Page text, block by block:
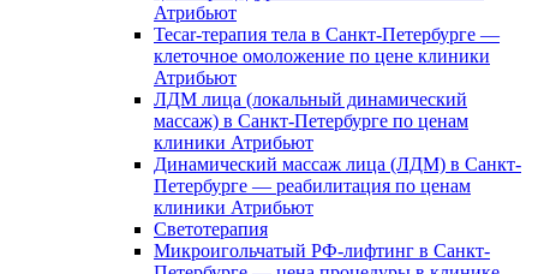
Атрибьют
Tecar-терапия тела в Санкт-Петербурге —
клеточное омоложение по цене клиники
Атрибьют
ЛДМ лица (локальный динамический
массаж) в Санкт-Петербурге по ценам
клиники Атрибьют
Динамический массаж лица (ЛДМ) в Санкт-
Петербурге — реабилитация по ценам
клиники Атрибьют
Светотерапия
Микроигольчатый РФ-лифтинг в Санкт-